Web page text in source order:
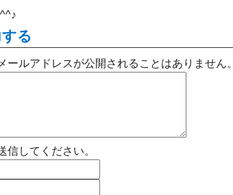
る
ールアドレスが公開されることはありません。
信してください。